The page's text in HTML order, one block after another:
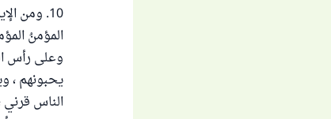
10. ومن
المؤمنُ
وعلى رأس
يحبونهم ،
الناس